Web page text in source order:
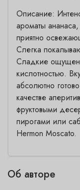
Описание:
ароматы
приятно
Слегка
Сладкие
кислотностью.
абсолютно
качестве
фруктовыми
пирогами или
Hermon Moscato.
Об авторе